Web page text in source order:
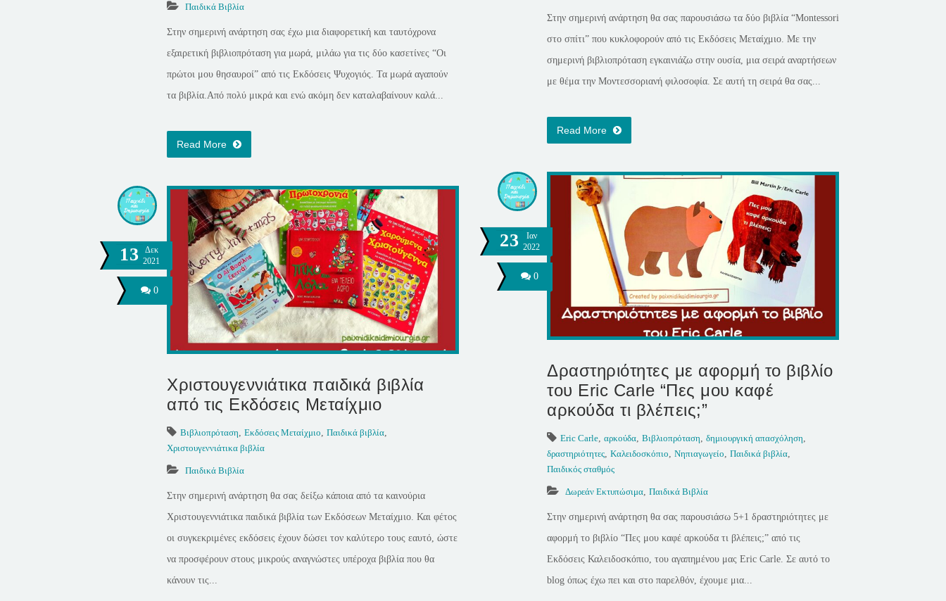
Παιδικά Βιβλία
Στην σημερινή ανάρτηση σας έχω μια διαφορετική και ταυτόχρονα
εξαιρετική βιβλιοπρόταση για μωρά, μιλάω για τις δύο κασετίνες “Οι
πρώτοι μου θησαυροί” από τις Εκδόσεις Ψυχογιός. Τα μωρά αγαπούν
τα βιβλία.Από πολύ μικρά και ενώ ακόμη δεν καταλαβαίνουν καλά...
Read More
Στην σημερινή ανάρτηση θα σας παρουσιάσω τα δύο βιβλία “Montessori
στο σπίτι” που κυκλοφορούν από τις Εκδόσεις Μεταίχμιο. Με την
σημερινή βιβλιοπρόταση εγκαινιάζω στην ουσία, μια σειρά αναρτήσεων
με θέμα την Μοντεσσοριανή φιλοσοφία. Σε αυτή τη σειρά θα σας...
Read More
23
Ιαν
2022
0
Δραστηριότητες με αφορμή το βιβλίο
του Eric Carle “Πες μου καφέ
αρκούδα τι βλέπεις;”
Eric Carle αρκούδα Βιβλιοπρόταση δημιουργική απασχόληση
δραστηριότητες Καλειδοσκόπιο Νηπιαγωγείο Παιδικά βιβλία
Παιδικός σταθμός
Δωρεάν Εκτυπώσιμα Παιδικά Βιβλία
Στην σημερινή ανάρτηση θα σας παρουσιάσω 5+1 δραστηριότητες με
αφορμή το βιβλίο “Πες μου καφέ αρκούδα τι βλέπεις;” από τις
Εκδόσεις Καλειδοσκόπιο, του αγαπημένου μας Eric Carle. Σε αυτό το
blog όπως έχω πει και στο παρελθόν, έχουμε μια...
13
Δεκ
2021
0
Χριστουγεννιάτικα παιδικά βιβλία
από τις Εκδόσεις Μεταίχμιο
Βιβλιοπρόταση Εκδόσεις Μεταίχμιο Παιδικά βιβλία
Χριστουγεννιάτικα βιβλία
Παιδικά Βιβλία
Στην σημερινή ανάρτηση θα σας δείξω κάποια από τα καινούρια
Χριστουγεννιάτικα παιδικά βιβλία των Εκδόσεων Μεταίχμιο. Και φέτος
οι συγκεκριμένες εκδόσεις έχουν δώσει τον καλύτερο τους εαυτό, ώστε
να προσφέρουν στους μικρούς αναγνώστες υπέροχα βιβλία που θα
κάνουν τις...